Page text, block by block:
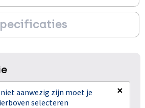
aanwezig zijn moet je
selecteren
×